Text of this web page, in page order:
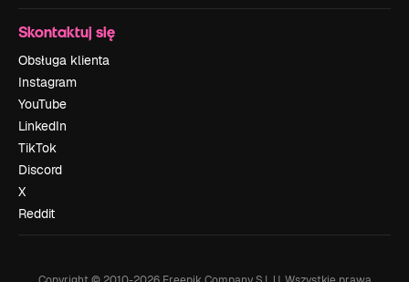
Skontaktuj się
Obsługa klienta
Instagram
YouTube
LinkedIn
TikTok
Discord
X
Reddit